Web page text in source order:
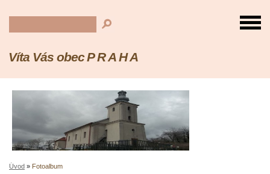
Víta Vás obec P R A H A
Úvod » Fotoalbum